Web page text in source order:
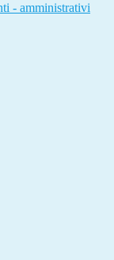
- amministrativi